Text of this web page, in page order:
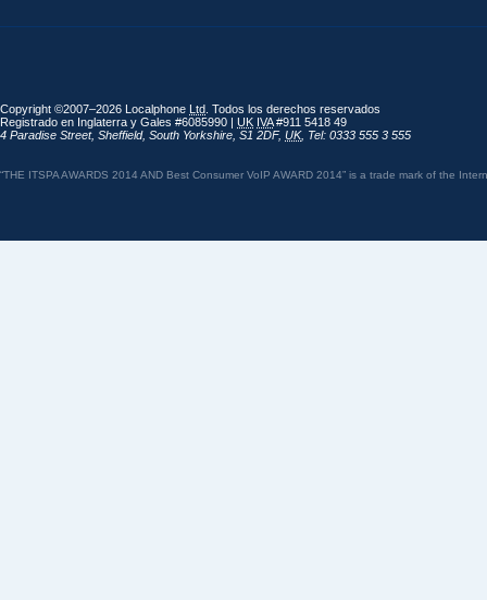
Copyright ©2007–2026 Localphone Ltd . Todos los derechos reservados
Registrado en Inglaterra y Gales #6085990 | UK IVA#911 5418 49
4 Paradise Street, Sheffield, South Yorkshire S1 2DF, UK, Tel: 0333 555 3 555
“THE ITSPA AWARDS 2014 AND Best Consumer VoIP AWARD 2014” is a trade mark of the